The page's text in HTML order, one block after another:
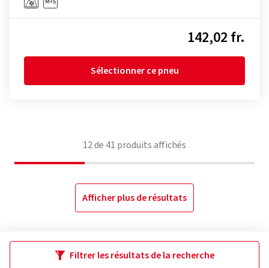
142,02 fr.
Sélectionner ce pneu
12de 41 produits affichés
Afficher plus de résultats
Filtrer les résultats de la recherche